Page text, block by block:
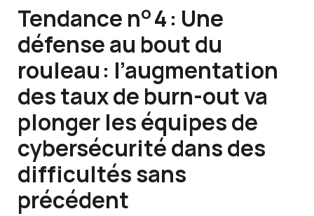
Tendance no4 : Une
défense au bout du
rouleau : l’augmentation
des taux de burn-out va
plonger les équipes de
cybersécurité dans des
difficultés sans
précédent